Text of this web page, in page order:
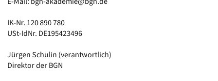
IK-Nr. 120 890 780
USt-IdNr. DE195423496
Jürgen Schulin (verantwortlich)
Direktor der BGN